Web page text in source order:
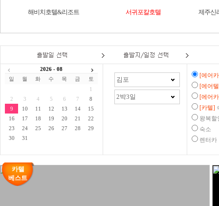
해비치호텔&리조트 서귀포칼호텔 제주신
2026 - 08
일
월 화 수 목 금
토
1
2
3 4 5 6 7
8
9
10 11 12 13 14
15
16
17 18 19 20 21
22
23
24 25 26 27 28
29
30
31
[에어
[에어
[에어
[카텔]
왕복할
숙소
렌터카
카텔
베스트